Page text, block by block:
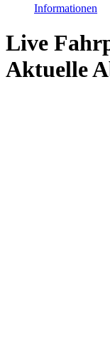
Informationen
Live
Aktuelle